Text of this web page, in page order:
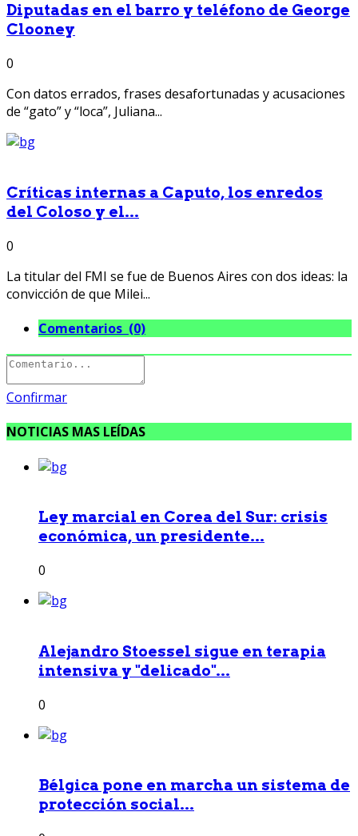
Diputadas en el barro y teléfono de George
Clooney
0
Con datos errados, frases desafortunadas y acusaciones
de “gato” y “loca”, Juliana...
Críticas internas a Caputo, los enredos
del Coloso y el...
0
La titular del FMI se fue de Buenos Aires con dos ideas: la
convicción de que Milei...
Comentarios (0)
Confirmar
NOTICIAS MAS LEÍDAS
Ley marcial en Corea del Sur: crisis
económica, un presidente...
0
Alejandro Stoessel sigue en terapia
intensiva y "delicado"...
0
Bélgica pone en marcha un sistema de
protección social...